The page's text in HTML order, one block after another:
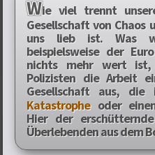
Wie viel trennt
Gesellschaft von Chaos
uns lieb ist. Was
beispielsweise der
nichts mehr wert ist,
Polizisten die Arbeit
Gesellschaft aus, die
Katastropheoder
Hier der
Überlebenden aus dem